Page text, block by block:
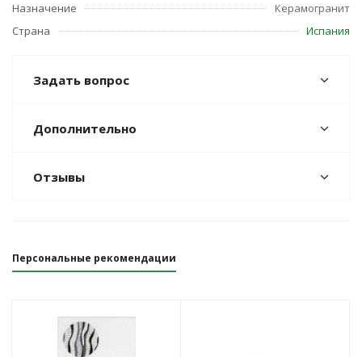
Назначение
Керамогранит
Страна
Испания
Задать вопрос
Дополнительно
Отзывы
Персональные рекомендации